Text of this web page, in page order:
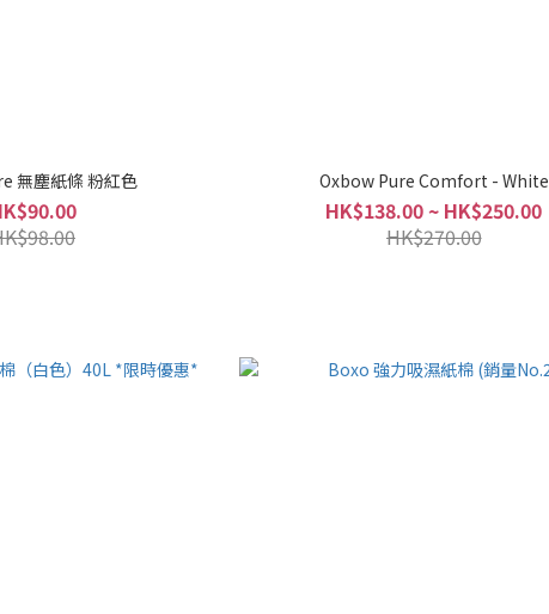
無塵紙條 粉紅色 Oxbow Pure Comfort - White
HK$138.00 ~ HK$250.00
HK$270.00